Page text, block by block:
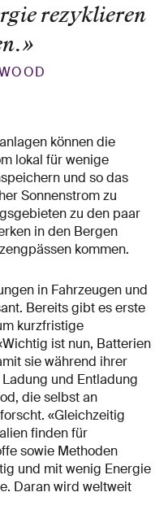
rezyklieren
»
können die
lokal für wenige
und so das
Sonnenstrom zu
zu den paar
in den Bergen
kommen.
in Fahrzeugen und
Bereits gibt es erste
kurzfristige
ist nun, Batterien
sie während ihrer
und Entladung
die selbst an
«Gleichzeitig
finden für
sowie Methoden
und mit wenig Energie
Daran wird weltweit